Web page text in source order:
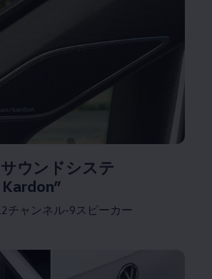
ウンドシステ
チャンネル-9スピーカー